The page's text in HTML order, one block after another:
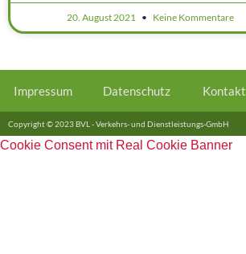
20. August 2021 Keine Kommentare
Impressum Datenschutz Kontakt
Copyright © 2023 BVL - Verkehrs- und Dienstleistungs-GmbH
Cookie Consent mit Real Cookie Banner